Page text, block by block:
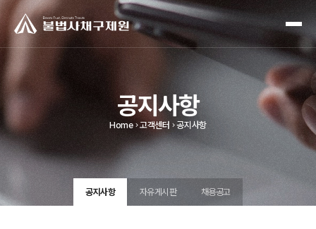
공지사항
Home 고객센터 공지사항
공지사항 자유게시판 채용공고